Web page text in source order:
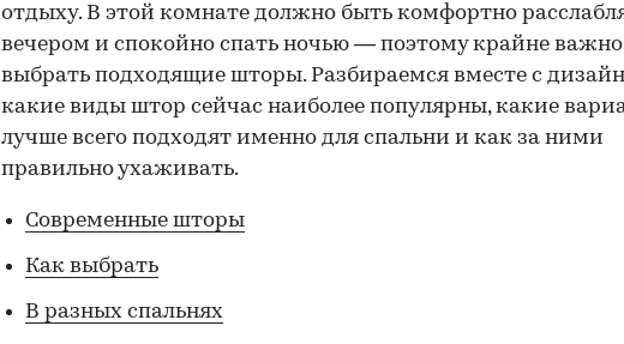
отдыху. В этой комнате должно быть комфортно
вечером и спокойно спать ночью — поэтому крайне важно
выбрать подходящие шторы. Разбираемся вместе с
какие виды штор сейчас наиболее популярны, какие
лучше всего подходят именно для спальни и как за ними
правильно ухаживать.
Современные шторы
Как выбрать
В разных спальнях